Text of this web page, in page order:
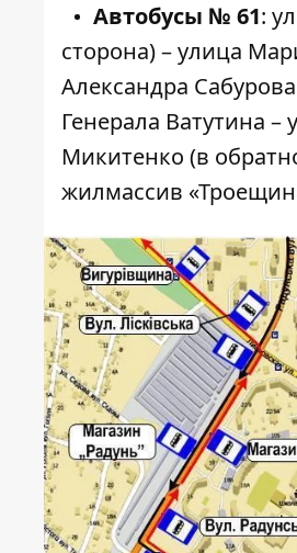
Автобусы № 61:
сторона) – улица
Александра
Генерала Ватутина
Микитенко (в
жилмассив